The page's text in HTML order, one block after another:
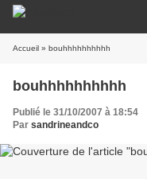
Accueil » bouhhhhhhhhhh
bouhhhhhhhhhh
Publié le 31/10/2007 à 18:54
Par sandrineandco